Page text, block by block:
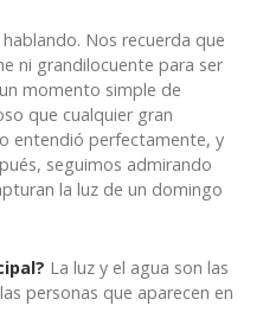
Nos recuerda que
ni grandilocuente para ser
momento simple de
que cualquier gran
entendió perfectamente, y
seguimos admirando
la luz de un domingo
La luz y el agua son las
personas que aparecen en